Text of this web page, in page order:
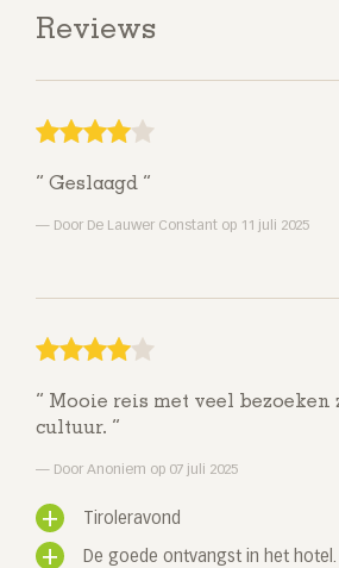
Reviews
Geslaagd
Door De Lauwer Constant op 11 juli 2025
Mooie reis met veel bezoeken
cultuur.
Door Anoniem op 07 juli 2025
Tiroleravond
De goede ontvangst in het hotel.